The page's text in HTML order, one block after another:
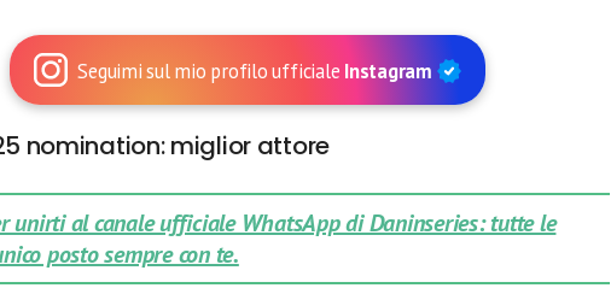
Seguimi sul mio profilo ufficiale Instagram
nomination: miglior attore
unirti al canale ufficiale WhatsApp di Daninseries: tutte le
posto sempre con te.